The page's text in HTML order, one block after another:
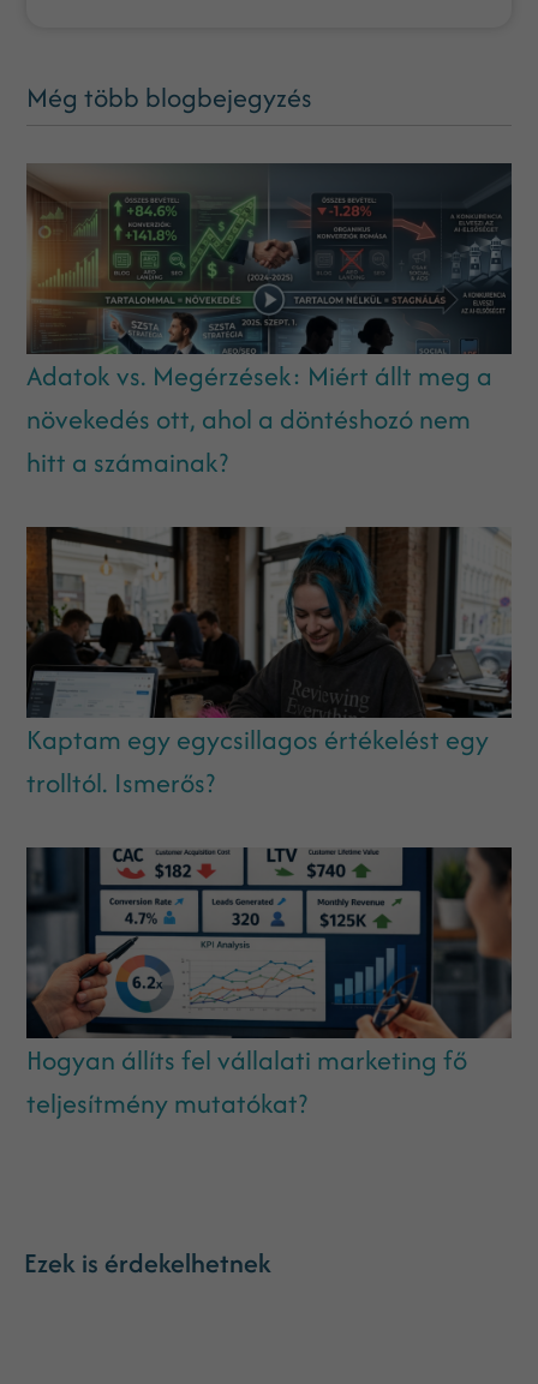
Még több blogbejegyzés
Adatok vs. Megérzések: Miért állt meg a
növekedés ott, ahol a döntéshozó nem
hitt a számainak?
Kaptam egy egycsillagos értékelést egy
trolltól. Ismerős?
Hogyan állíts fel vállalati marketing fő
teljesítmény mutatókat?
Ezek is érdekelhetnek